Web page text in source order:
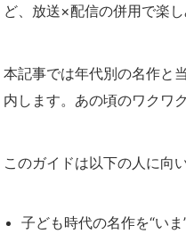
ど、放送×配信の併用で楽
本記事では年代別の名作と
内します。あの頃のワクワ
このガイドは以下の人に向
子ども時代の名作を“い